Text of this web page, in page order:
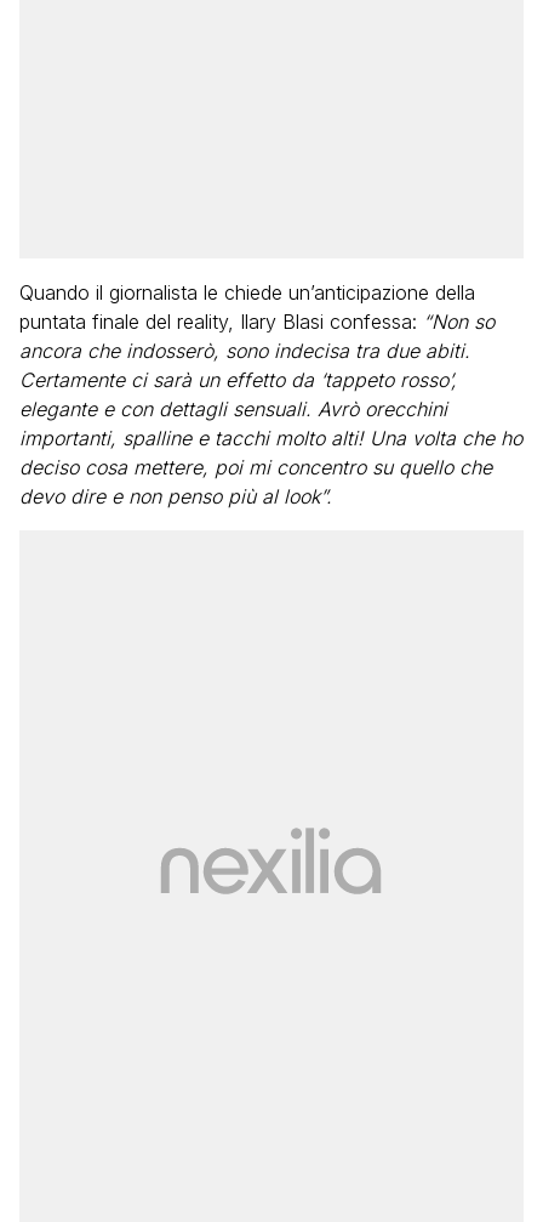
Quando il giornalista le chiede un’anticipazione della
puntata finale del reality, Ilary Blasi confessa: “Non so
ancora che indosserò, sono indecisa tra due abiti.
Certamente ci sarà un effetto da ‘tappeto rosso’,
elegante e con dettagli sensuali. Avrò orecchini
importanti, spalline e tacchi molto alti! Una volta che ho
deciso cosa mettere, poi mi concentro su quello che
devo dire e non penso più al look”.